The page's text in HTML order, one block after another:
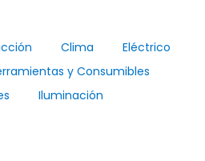
Clima
Eléctrico
y Consumibles
Iluminación